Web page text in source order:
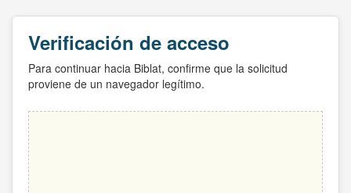
Verificación de acceso
Para continuar hacia Biblat, confirme que la solicitud
proviene de un navegador legítimo.